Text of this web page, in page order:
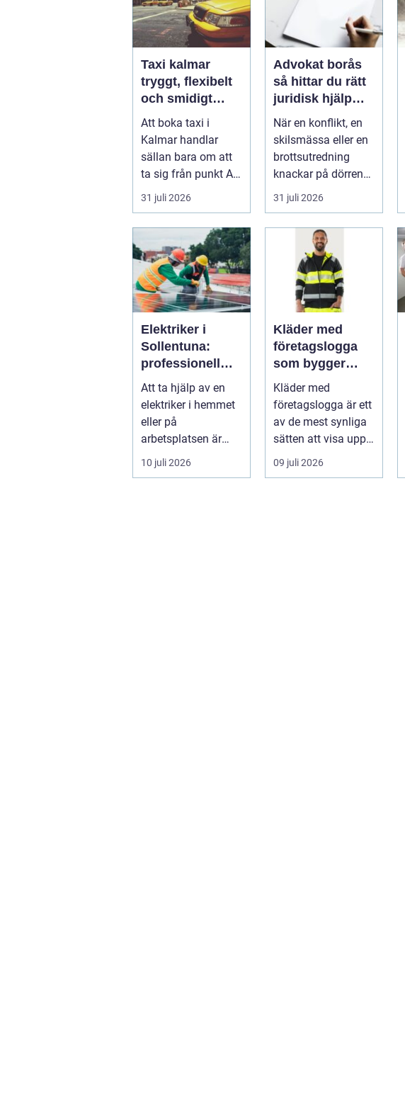
Taxi kalmar
tryggt, flexibelt
och smidigt
genom hela
resan
Att boka taxi i
Kalmar handlar
sällan bara om att
ta sig från punkt A
till punkt B. För
många är res...
31 juli 2026
Advokat borås
så hittar du rätt
juridisk hjälp
när livet
krånglar
När en konflikt, en
skilsmässa eller en
brottsutredning
knackar på dörren
förändras vardagen
snabbt....
31 juli 2026
Elektriker i
Sollentuna:
professionell
hjälp när du
behöver det
Att ta hjälp av en
elektriker i hemmet
eller på
arbetsplatsen är
ofta en nödv&a...
10 juli 2026
Kläder med
företagslogga
som bygger
varumärke i
vardagen
Kläder med
företagslogga är ett
av de mest synliga
sätten att visa upp
ett varum...
09 juli 2026